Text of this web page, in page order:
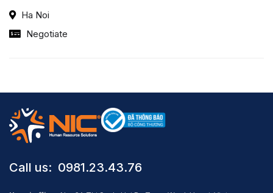
Ha Noi
Negotiate
Call us: ​ 0981.23.43.76